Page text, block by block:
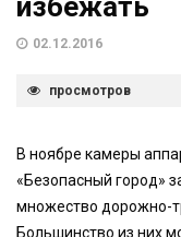
02.12.2016
просмотров
В ноябре камеры
«Безопасный город»
множество дорожно-
Большинство из них